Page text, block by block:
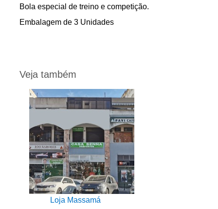
Bola especial de treino e competição.
Embalagem de 3 Unidades
Veja também
Loja Massamá